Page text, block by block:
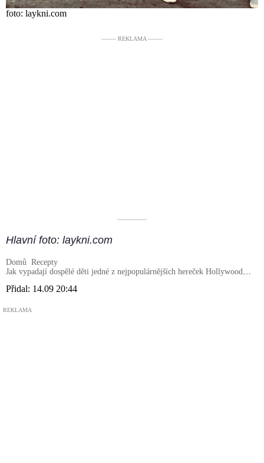
foto: laykni.com
––––– REKLAMA –––––
––––––––––
Hlavní foto: laykni.com
Domů Recepty
Jak vypadají dospělé děti jedné z nejpopulárnějších hereček Hollywoodu –
Přidal: 14.09 20:44
REKLAMA